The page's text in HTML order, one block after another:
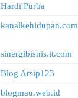
Hardi Purba
kanalkehidupan.com
sinergibisnis.it.com
Blog Arsip123
blogmau.web.id